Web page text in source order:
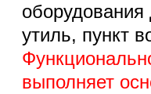
утиль, пункт
выполняет